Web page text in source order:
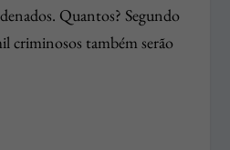
Quantos? Segundo
criminosos também serão